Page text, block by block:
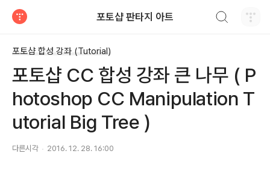
포토샵 판타지 아트
포토샵 합성 강좌 (Tutorial)
포토샵 CC 합성 강좌 큰 나무 ( P
hotoshop CC Manipulation T
utorial Big Tree )
다른시각 2016. 12. 28. 16:00